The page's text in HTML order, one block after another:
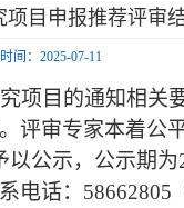
目申报推荐评审
间：2025-07-11
项目的通知相关
评审专家本着公
以公示，公示期为
电话： 58662805